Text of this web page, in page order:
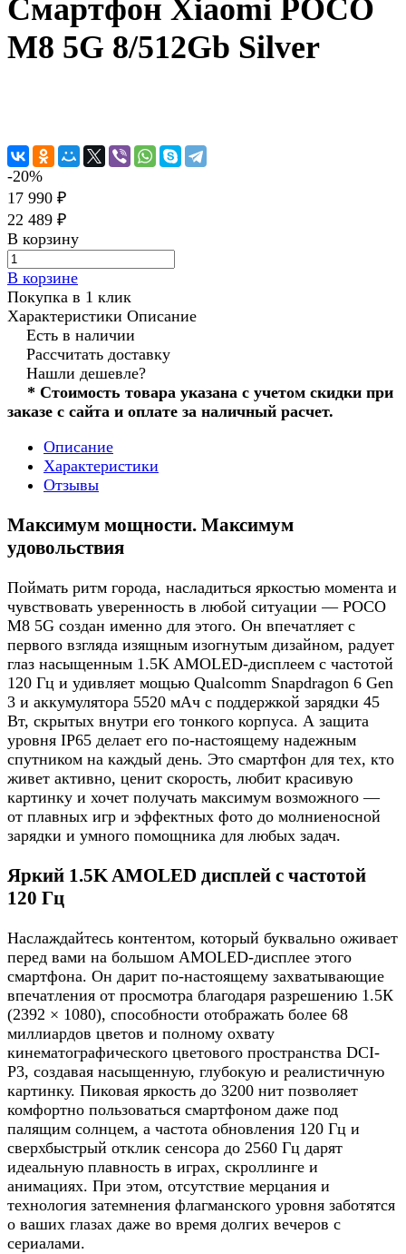
Смартфон Xiaomi POCO
M8 5G 8/512Gb Silver
-20%
17 990 ₽
22 489 ₽
В корзину
В корзине
Покупка в 1 клик
Характеристики Описание
Есть в наличии
Рассчитать доставку
Нашли дешевле?
* Стоимость товара указана с учетом скидки при
заказе с сайта и оплате за наличный расчет.
Описание
Характеристики
Отзывы
Максимум мощности. Максимум
удовольствия
Поймать ритм города, насладиться яркостью момента и
чувствовать уверенность в любой ситуации — POCO
M8 5G создан именно для этого. Он впечатляет с
первого взгляда изящным изогнутым дизайном, радует
глаз насыщенным 1.5K AMOLED-дисплеем с частотой
120 Гц и удивляет мощью Qualcomm Snapdragon 6 Gen
3 и аккумулятора 5520 мАч с поддержкой зарядки 45
Вт, скрытых внутри его тонкого корпуса. А защита
уровня IP65 делает его по-настоящему надежным
спутником на каждый день. Это смартфон для тех, кто
живет активно, ценит скорость, любит красивую
картинку и хочет получать максимум возможного —
от плавных игр и эффектных фото до молниеносной
зарядки и умного помощника для любых задач.
Яркий 1.5K AMOLED дисплей с частотой
120 Гц
Наслаждайтесь контентом, который буквально оживает
перед вами на большом AMOLED-дисплее этого
смартфона. Он дарит по-настоящему захватывающие
впечатления от просмотра благодаря разрешению 1.5К
(2392 × 1080), способности отображать более 68
миллиардов цветов и полному охвату
кинематографического цветового пространства DCI-
P3, создавая насыщенную, глубокую и реалистичную
картинку. Пиковая яркость до 3200 нит позволяет
комфортно пользоваться смартфоном даже под
палящим солнцем, а частота обновления 120 Гц и
сверхбыстрый отклик сенсора до 2560 Гц дарят
идеальную плавность в играх, скроллинге и
анимациях. При этом, отсутствие мерцания и
технология затемнения флагманского уровня заботятся
о ваших глазах даже во время долгих вечеров с
сериалами.